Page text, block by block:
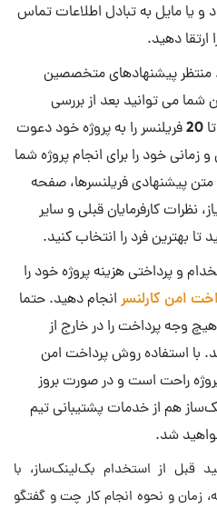
و یا مایل به تبادل اطلاعات تماس
ارتقا دهید.
منتظر پیشنهادهای متخصصین
می توانید بعد از بررسی
پیشنهادها روی هر پروژه، تا 20 فریلنسر را به پروژه خود دعوت
زمانی خود را برای انجام پروژه شما
پیشنهادی فریلنسرها، صفحه
نظرات کارفرمایان قبلی و سایر
تا بهترین فرد را انتخاب کنید.
و پرداختی هزینه پروژه خود را
امن کارلنسر انجام دهید. حتما
وجه پرداخت را در خارج از
با استفاده روش پرداخت امن
پروژه راحت است و در صورت بروز
هم از خدمات پشتیبانی تیم
شد.
قبل از استخدام بک‌لینک‌ساز، با
زمان و نحوه انجام کار چت و گفتگو